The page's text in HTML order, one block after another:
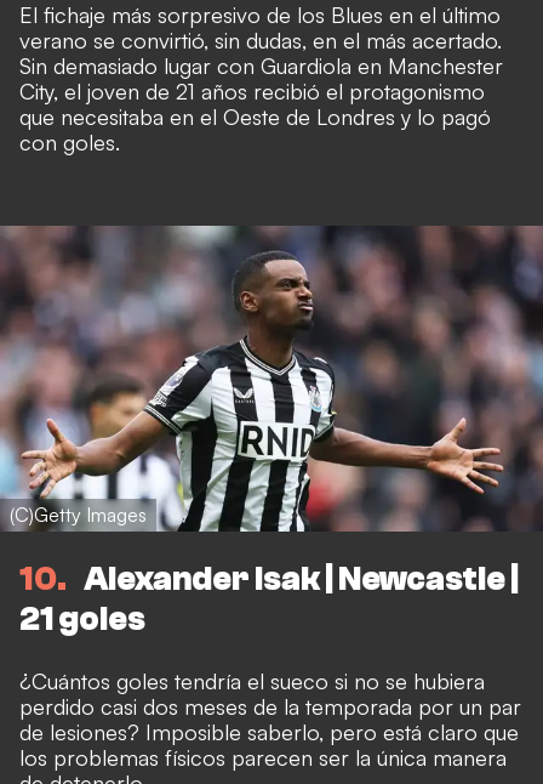
El fichaje más sorpresivo de los Blues en el último
verano se convirtió, sin dudas, en el más acertado.
Sin demasiado lugar con Guardiola en Manchester
City, el joven de 21 años recibió el protagonismo
que necesitaba en el Oeste de Londres y lo pagó
con goles.
(C)Getty Images
10
Alexander Isak | Newcastle |
21 goles
¿Cuántos goles tendría el sueco si no se hubiera
perdido casi dos meses de la temporada por un par
de lesiones? Imposible saberlo, pero está claro que
los problemas físicos parecen ser la única manera